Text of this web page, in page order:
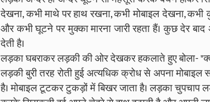
देखना, कभी माथे पर हाथ रखना, कभी मोबाइल देखना,
और कभी घूटने पर मुक्का मारना जारी रहता हैं। कुछ देर
देती है।
लड़का घबराकर लड़की की ओर देखकर हकलाते हुए बोला-
लड़की बुरी तरह रोती हुई अत्यधिक क्रोध से अपना
है। मोबाइल टूटकर टुकड़ों में बिखर जाता है। लड़का चुपचाप